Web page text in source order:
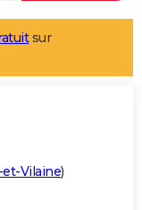
sur
Vilaine)